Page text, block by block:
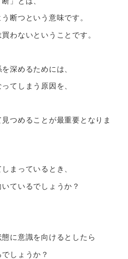
断つという意味です。
わないということです。
深めるためには、
てしまう原因を、
つめることが最重要となりま
まっているとき、
ているでしょうか？
に意識を向けるとしたら
しょうか？